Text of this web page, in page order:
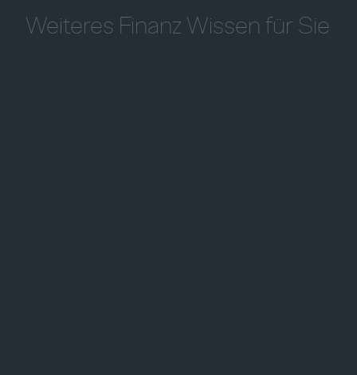
Weiteres Finanz Wissen für Sie